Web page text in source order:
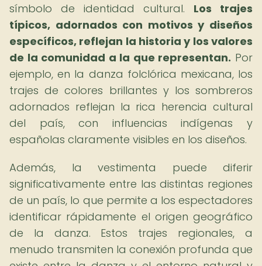
símbolo de identidad cultural. Los trajes
típicos, adornados con motivos y diseños
específicos, reflejan la historia y los valores
de la comunidad a la que representan. Por
ejemplo, en la danza folclórica mexicana, los
trajes de colores brillantes y los sombreros
adornados reflejan la rica herencia cultural
del país, con influencias indígenas y
españolas claramente visibles en los diseños.
Además, la vestimenta puede diferir
significativamente entre las distintas regiones
de un país, lo que permite a los espectadores
identificar rápidamente el origen geográfico
de la danza. Estos trajes regionales, a
menudo transmiten la conexión profunda que